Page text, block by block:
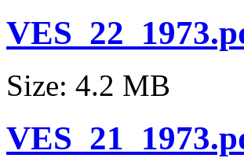
Size: 4.2 MB